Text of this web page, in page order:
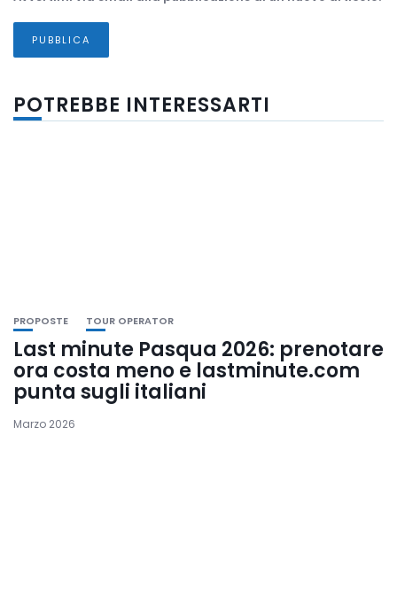
POTREBBE INTERESSARTI
PROPOSTE TOUR OPERATOR
Last minute Pasqua 2026: prenotare
ora costa meno e lastminute.com
punta sugli italiani
Marzo 2026